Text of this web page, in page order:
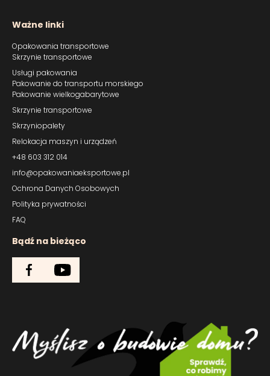
Ważne linki
Opakowania transportowe
Skrzynie transportowe
Usługi pakowania
Pakowanie do transportu morskiego
Pakowanie wielkogabarytowe
Skrzynie transportowe
Skrzyniopalety
Relokacja maszyn i urządzeń
+48 603 312 014
info@opakowaniaeksportowe.pl
Ochrona Danych Osobowych
Polityka prywatności
FAQ
Bądź na bieżąco